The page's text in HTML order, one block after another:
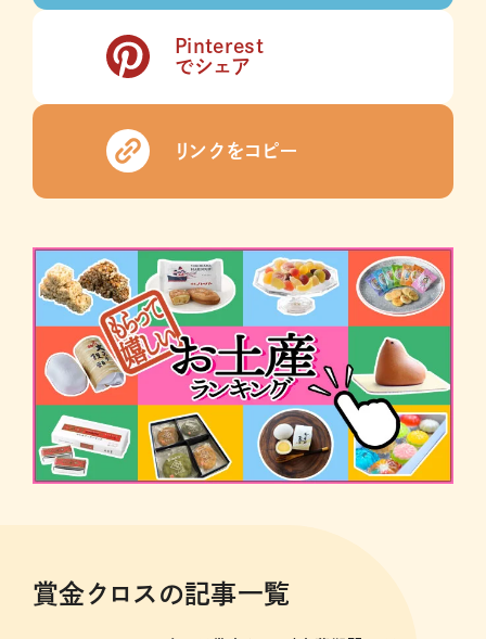
Pinterest
でシェア
リンクをコピー
賞金クロスの記事一覧